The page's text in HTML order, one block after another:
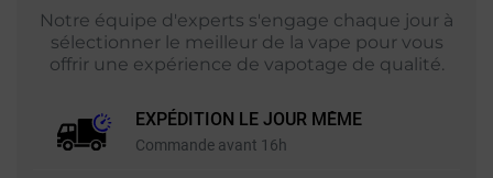
Notre équipe d'experts s'engage chaque jour à
sélectionner le meilleur de la vape pour vous
offrir une expérience de vapotage de qualité.
EXPÉDITION LE JOUR MÊME
Commande avant 16h